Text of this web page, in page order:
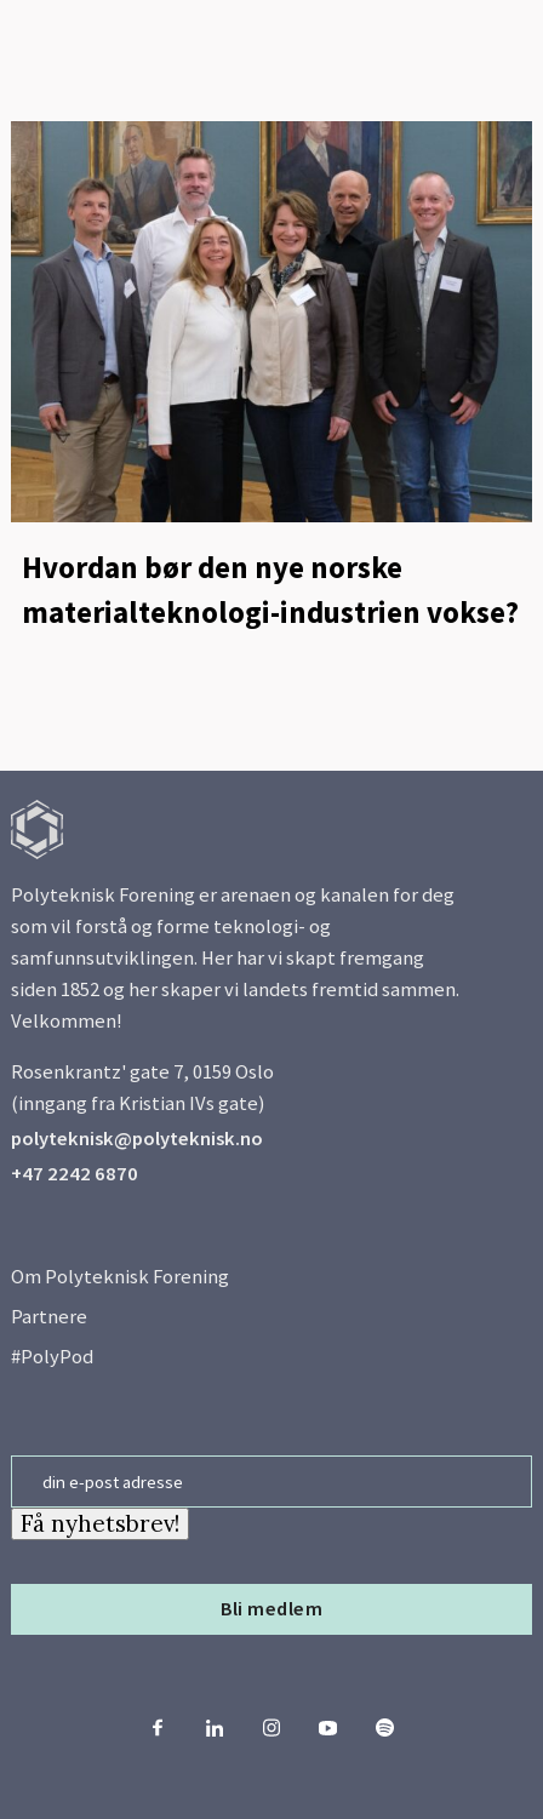
Hvordan bør den nye norske
materialteknologi-industrien vokse?
Polyteknisk Forening er arenaen og kanalen for deg
som vil forstå og forme teknologi- og
samfunnsutviklingen. Her har vi skapt fremgang
siden 1852 og her skaper vi landets fremtid sammen.
Velkommen!
Rosenkrantz' gate 7, 0159 Oslo
(inngang fra Kristian IVs gate)
polyteknisk@polyteknisk.no
+47 2242 6870
Om Polyteknisk Forening
Partnere
#PolyPod
Bli medlem
Få nyhetsbrev!